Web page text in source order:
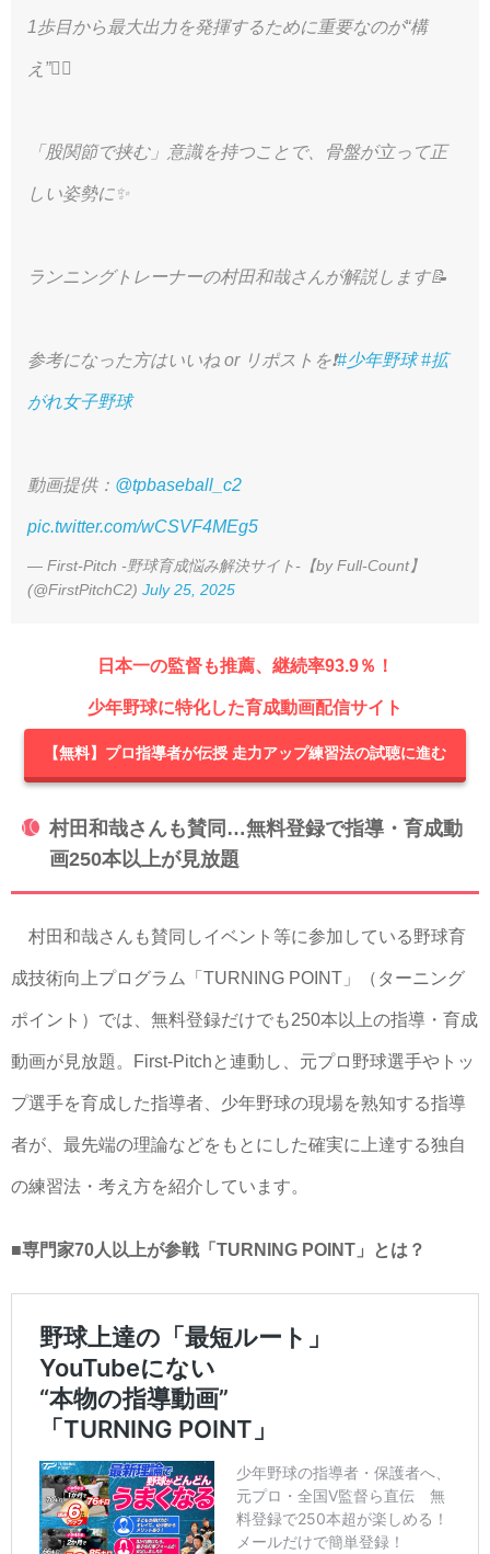
1歩目から最大出力を発揮するために重要なのが“構
え”🏃‍♀️
「股関節で挟む」意識を持つことで、骨盤が立って正
しい姿勢に✨
ランニングトレーナーの村田和哉さんが解説します📝
参考になった方はいいね or リポストを❗️#少年野球 #拡
がれ女子野球
動画提供： @tpbaseball_c2
pic.twitter.com/wCSVF4MEg5
— First-Pitch -野球育成悩み解決サイト-【by Full-Count】
(@FirstPitchC2) July 25, 2025
日本一の監督も推薦、継続率93.9％！
少年野球に特化した育成動画配信サイト
【無料】プロ指導者が伝授 走力アップ練習法の試聴に進む
村田和哉さんも賛同…無料登録で指導・育成動
画250本以上が見放題
村田和哉さんも賛同しイベント等に参加している野球育
成技術向上プログラム「TURNING POINT」（ターニング
ポイント）では、無料登録だけでも250本以上の指導・育成
動画が見放題。First-Pitchと連動し、元プロ野球選手やトッ
プ選手を育成した指導者、少年野球の現場を熟知する指導
者が、最先端の理論などをもとにした確実に上達する独自
の練習法・考え方を紹介しています。
■専門家70人以上が参戦「TURNING POINT」とは？